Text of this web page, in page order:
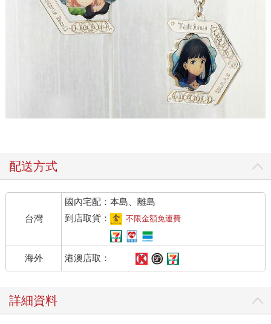
配送方式
台灣
國內宅配：本島、離島
到店取貨：
不限金額免運費
海外 港澳店取：
詳細資料